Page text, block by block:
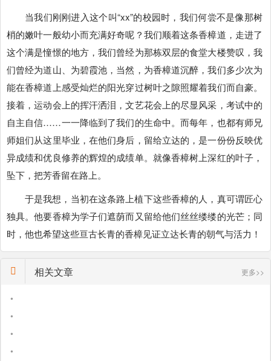
当我们刚刚进入这个叫“xx”的校园时，我们何尝不是像那树
梢的嫩叶一般幼小而充满好奇呢？我们顺着这条香樟道，走进了
这个满是憧憬的地方，我们曾经为那栋双层的食堂大楼赞叹，我
们曾经为道山、为碧霞池，当然，为香樟道沉醉，我们多少次为
能在香樟道上感受灿烂的阳光穿过树叶之隙照耀着我们而自豪。
接着，运动会上的挥汗洒泪，文艺花会上的尽显风采，考试中的
自主自信……一一降临到了我们的生命中。而每年，也都有师兄
师姐们从这里毕业，在他们身后，留给立达的，是一份份反映优
异成绩和优良修养的辉煌的成绩单。就像香樟树上深红的叶子，
坠下，把芳香留在路上。
于是我想，当初在这条路上植下这些香樟的人，真可谓匠心
独具。他要香樟为学子们遮荫而又留给他们丝丝缕缕的光芒；同
时，他也希望这些亘古长青的香樟见证立达长青的朝气与活力！
相关文章 更多>>
•
•
•
•